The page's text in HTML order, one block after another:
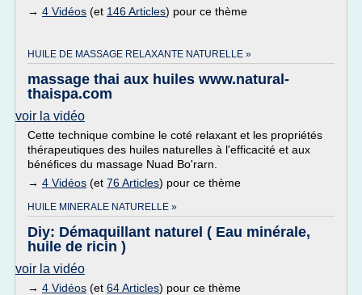
→ 4 Vidéos (et 146 Articles) pour ce thème
HUILE DE MASSAGE RELAXANTE NATURELLE »
massage thai aux huiles www.natural-
thaispa.com
voir la vidéo
Cette technique combine le coté relaxant et les propriétés
thérapeutiques des huiles naturelles à l'efficacité et aux
bénéfices du massage Nuad Bo'rarn.
→ 4 Vidéos (et 76 Articles) pour ce thème
HUILE MINERALE NATURELLE »
Diy: Démaquillant naturel ( Eau minérale,
huile de ricin )
voir la vidéo
→ 4 Vidéos (et 64 Articles) pour ce thème